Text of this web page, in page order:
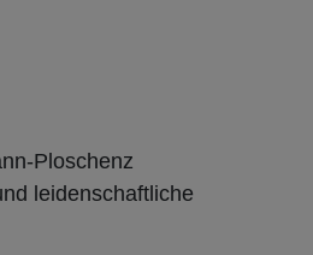
Ploschenz
leidenschaftliche